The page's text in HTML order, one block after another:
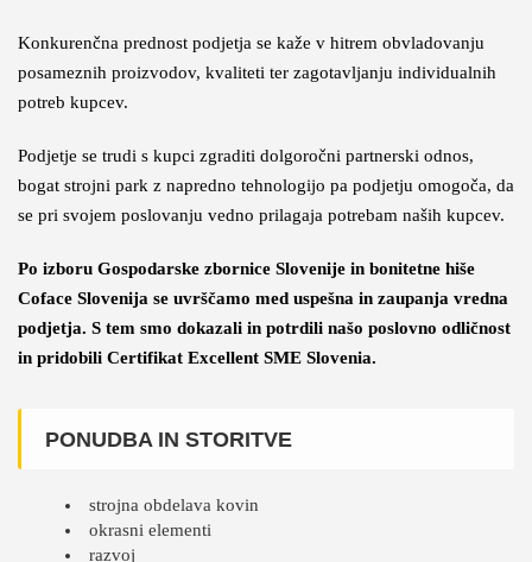
Konkurenčna prednost podjetja se kaže v hitrem obvladovanju
posameznih proizvodov, kvaliteti ter zagotavljanju individualnih
potreb kupcev.
Podjetje se trudi s kupci zgraditi dolgoročni partnerski odnos,
bogat strojni park z napredno tehnologijo pa podjetju omogoča, da
se pri svojem poslovanju vedno prilagaja potrebam naših kupcev.
Po izboru Gospodarske zbornice Slovenije in bonitetne hiše
Coface Slovenija se uvrščamo med uspešna in zaupanja vredna
podjetja. S tem smo dokazali in potrdili našo poslovno odličnost
in pridobili Certifikat Excellent SME Slovenia.
PONUDBA IN STORITVE
strojna obdelava kovin
okrasni elementi
razvoj